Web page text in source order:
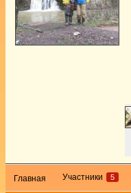
Главная Участники 5